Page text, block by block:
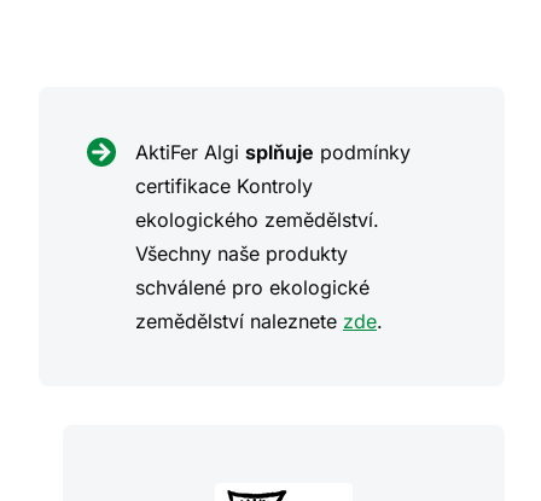
AktiFer Algi splňuje podmínky
certifikace Kontroly
ekologického zemědělství.
Všechny naše produkty
schválené pro ekologické
zemědělství naleznete zde.